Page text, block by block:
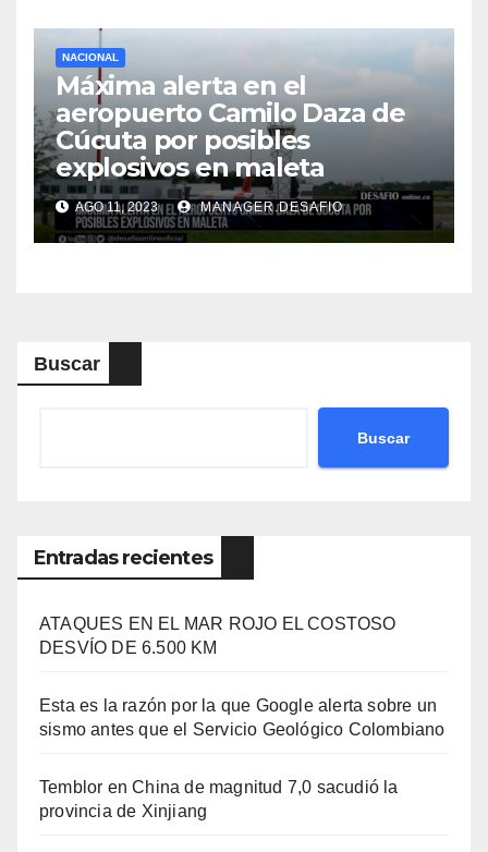
NACIONAL
Máxima alerta en el
aeropuerto Camilo Daza de
Cúcuta por posibles
explosivos en maleta
AGO 11, 2023 MANAGER.DESAFIO
Buscar
Buscar
Entradas recientes
ATAQUES EN EL MAR ROJO EL COSTOSO
DESVÍO DE 6.500 KM
Esta es la razón por la que Google alerta sobre un
sismo antes que el Servicio Geológico Colombiano
Temblor en China de magnitud 7,0 sacudió la
provincia de Xinjiang